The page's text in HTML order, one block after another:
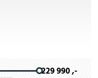
229 990 ,-